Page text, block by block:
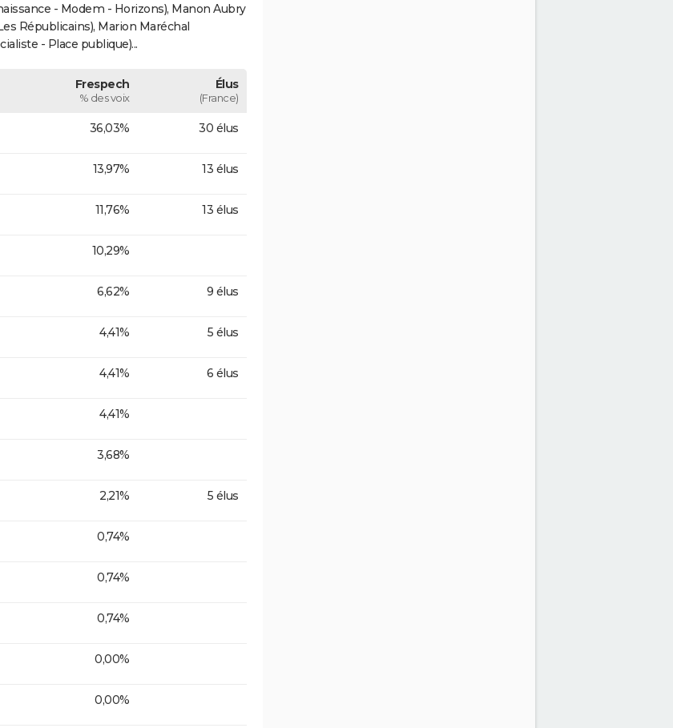
- Modem - Horizons), Manon Aubry
Républicains), Marion Maréchal
- Place publique)...
Frespech
% des voix
Élus
(France)
36,03% 30 élus
13,97% 13 élus
11,76% 13 élus
10,29%
6,62% 9 élus
4,41% 5 élus
4,41% 6 élus
4,41%
3,68%
2,21% 5 élus
0,74%
0,74%
0,74%
0,00%
0,00%